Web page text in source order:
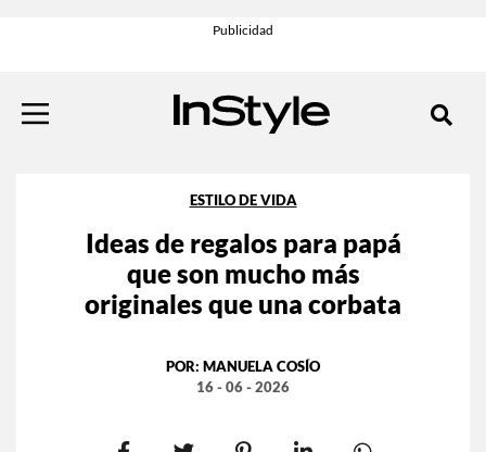
ESTILO DE VIDA
Ideas de regalos para papá
que son mucho más
originales que una corbata
POR: MANUELA COSÍO
16 - 06 - 2026